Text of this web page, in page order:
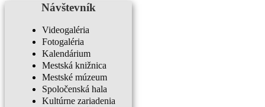
Návštevník
Videogaléria
Fotogaléria
Kalendárium
Mestská knižnica
Mestské múzeum
Spoločenská hala
Kultúrne zariadenia